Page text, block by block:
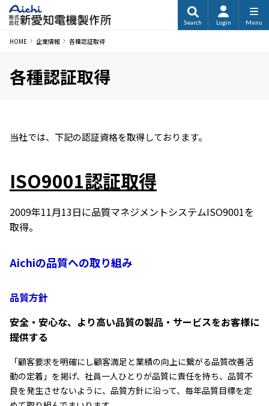
Search Login Menu
HOME 企業情報 各種認証取得
各種認証取得
当社では、下記の認証資格を取得しております。
ISO9001認証取得
2009年11月13日に品質マネジメントシステムISO9001を
取得。
Aichiの品質への取り組み
品質方針
安全・安心な、より高い品質の製品・サービスをお客様に
提供する
「顧客要求を明確にし顧客満足と業績の向上に繋がる品質改善活
動の定着」を掲げ、社員一人ひとりが品質に責任を持ち、品質不
良を発生させないように、品質方針に沿って、毎年品質目標を定